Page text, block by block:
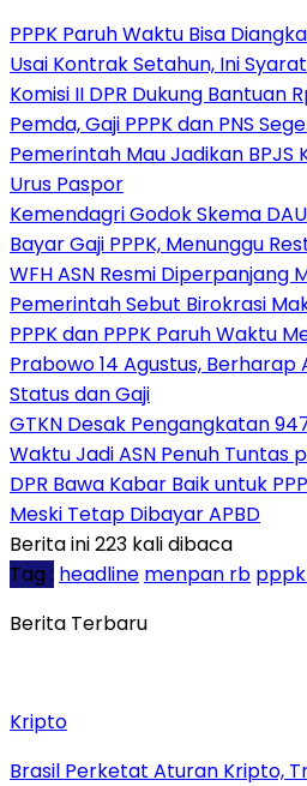
PPPK Paruh Waktu Bisa
Usai Kontrak Setahun, Ini
Komisi II DPR Dukung Bantuan
Pemda, Gaji PPPK dan PNS
Pemerintah Mau Jadikan BPJS
Urus Paspor
Kemendagri Godok Skema
Bayar Gaji PPPK, Menunggu
WFH ASN Resmi Diperpanjang
Pemerintah Sebut Birokrasi
PPPK dan PPPK Paruh Waktu
Prabowo 14 Agustus, Berharap
Status dan Gaji
GTKN Desak Pengangkatan
Waktu Jadi ASN Penuh Tuntas
DPR Bawa Kabar Baik untuk
Meski Tetap Dibayar APBD
Berita ini 223 kali dibaca
Tag : headline menpan rb
Berita Terbaru
Kripto
Brasil Perketat Aturan Kripto,